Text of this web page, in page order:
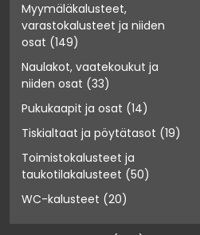
Myymäläkalusteet,
varastokalusteet ja niiden
osat (149)
Naulakot, vaatekoukut ja
niiden osat (33)
Pukukaapit ja osat (14)
Tiskialtaat ja pöytätasot (19)
Toimistokalusteet ja
taukotilakalusteet (50)
WC-kalusteet (20)